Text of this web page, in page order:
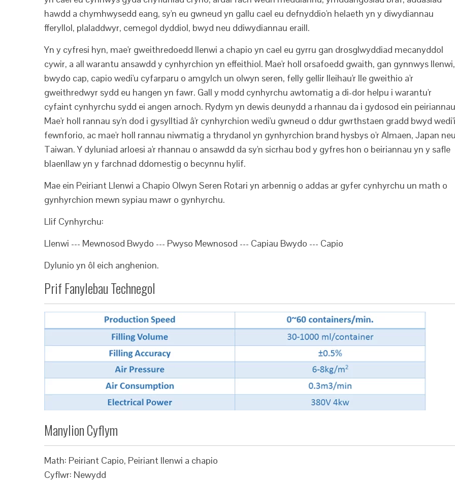
hawdd a chymhwysedd eang, sy'n eu gwneud yn gallu cael eu defnyddio'n helaeth yn y diwydiannau
fferyllol, plaladdwyr, cemegol dyddiol, bwyd neu ddiwydiannau eraill.
Yn y cyfresi hyn, mae'r gweithredoedd llenwi a chapio yn cael eu gyrru gan drosglwyddiad mecanyddol
cywir, a all warantu ansawdd y cynhyrchion yn effeithiol. Mae'r holl orsafoedd gwaith, gan gynnwys llenwi,
bwydo cap, capio wedi'u cyfarparu o amgylch un olwyn seren, felly gellir lleihau'r lle gweithio a'r
gweithredwyr sydd eu hangen yn fawr. Gall y modd cynhyrchu awtomatig a di-dor helpu i warantu'r
cyfaint cynhyrchu sydd ei angen arnoch. Rydym yn dewis deunydd a rhannau da i gydosod ein
Mae'r holl rannau sy'n dod i gysylltiad â'r cynhyrchion wedi'u gwneud o ddur gwrthstaen gradd bwyd wedi'i
fewnforio, ac mae'r holl rannau niwmatig a thrydanol yn gynhyrchion brand hysbys o'r Almaen, Japan
Taiwan. Y dyluniad arloesi a'r rhannau o ansawdd da sy'n sicrhau bod y gyfres hon o beiriannau yn y safle
blaenllaw yn y farchnad ddomestig o becynnu hylif.
Mae ein Peiriant Llenwi a Chapio Olwyn Seren Rotari yn arbennig o addas ar gyfer cynhyrchu un math o
gynhyrchion mewn sypiau mawr o gynhyrchu.
Llif Cynhyrchu:
Llenwi --- Mewnosod Bwydo --- Pwyso Mewnosod --- Capiau Bwydo --- Capio
Dylunio yn ôl eich anghenion.
Prif Fanylebau Technegol
Manylion Cyflym
Math: Peiriant Capio, Peiriant llenwi a chapio
Cyflwr: Newydd